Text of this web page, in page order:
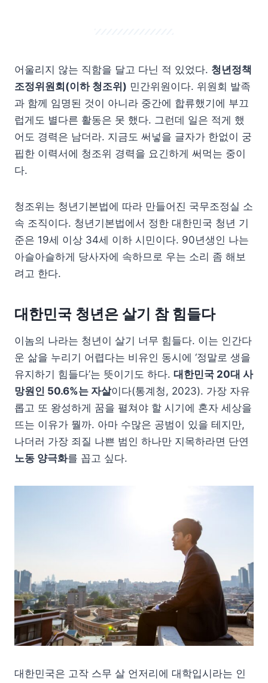
어울리지 않는 직함을 달고 다닌 적 있었다. 청년정책
조정위원회(이하 청조위) 민간위원이다. 위원회 발족
과 함께 임명된 것이 아니라 중간에 합류했기에 부끄
럽게도 별다른 활동은 못 했다. 그런데 일은 적게 했
어도 경력은 남더라. 지금도 써넣을 글자가 한없이 궁
핍한 이력서에 청조위 경력을 요긴하게 써먹는 중이
다.
청조위는 청년기본법에 따라 만들어진 국무조정실 소
속 조직이다. 청년기본법에서 정한 대한민국 청년 기
준은 19세 이상 34세 이하 시민이다. 90년생인 나는
아슬아슬하게 당사자에 속하므로 우는 소리 좀 해보
려고 한다.
대한민국 청년은 살기 참 힘들다
이놈의 나라는 청년이 살기 너무 힘들다. 이는 인간다
운 삶을 누리기 어렵다는 비유인 동시에 ‘정말로 생을
유지하기 힘들다’는 뜻이기도 하다. 대한민국 20대 사
망원인 50.6%는 자살이다(통계청, 2023). 가장 자유
롭고 또 왕성하게 꿈을 펼쳐야 할 시기에 혼자 세상을
뜨는 이유가 뭘까. 아마 수많은 공범이 있을 테지만,
나더러 가장 죄질 나쁜 범인 하나만 지목하라면 단연
노동 양극화를 꼽고 싶다.
대한민국은 고작 스무 살 언저리에 대학입시라는 인